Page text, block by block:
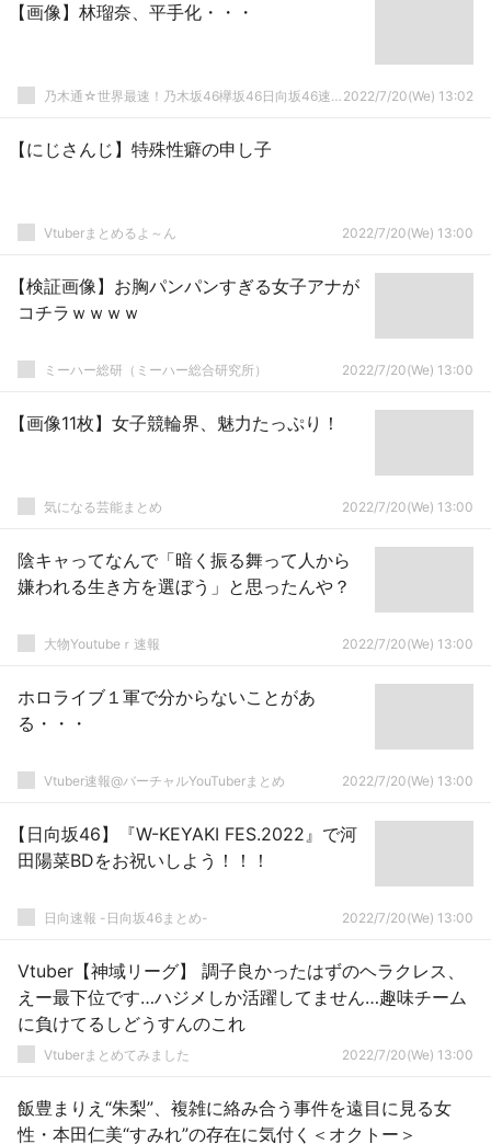
【画像】林瑠奈、平手化・・・
乃木通☆世界最速！乃木坂46欅坂46日向坂46速報まとめ 2022/7/20(We) 13:02
【にじさんじ】特殊性癖の申し子
Vtuberまとめるよ～ん 2022/7/20(We) 13:00
【検証画像】お胸パンパンすぎる女子アナが
コチラｗｗｗｗ
ミーハー総研（ミーハー総合研究所） 2022/7/20(We) 13:00
【画像11枚】女子競輪界、魅力たっぷり！
気になる芸能まとめ 2022/7/20(We) 13:00
陰キャってなんで「暗く振る舞って人から
嫌われる生き方を選ぼう」と思ったんや？
大物Youtubeｒ速報 2022/7/20(We) 13:00
ホロライブ１軍で分からないことがあ
る・・・
Vtuber速報@バーチャルYouTuberまとめ 2022/7/20(We) 13:00
【日向坂46】『W-KEYAKI FES.2022』で河
田陽菜BDをお祝いしよう！！！
日向速報 -日向坂46まとめ- 2022/7/20(We) 13:00
Vtuber【神域リーグ】 調子良かったはずのヘラクレス、
えー最下位です…ハジメしか活躍してません…趣味チーム
に負けてるしどうすんのこれ
Vtuberまとめてみました 2022/7/20(We) 13:00
飯豊まりえ“朱梨”、複雑に絡み合う事件を遠目に見る女
性・本田仁美“すみれ”の存在に気付く＜オクトー＞